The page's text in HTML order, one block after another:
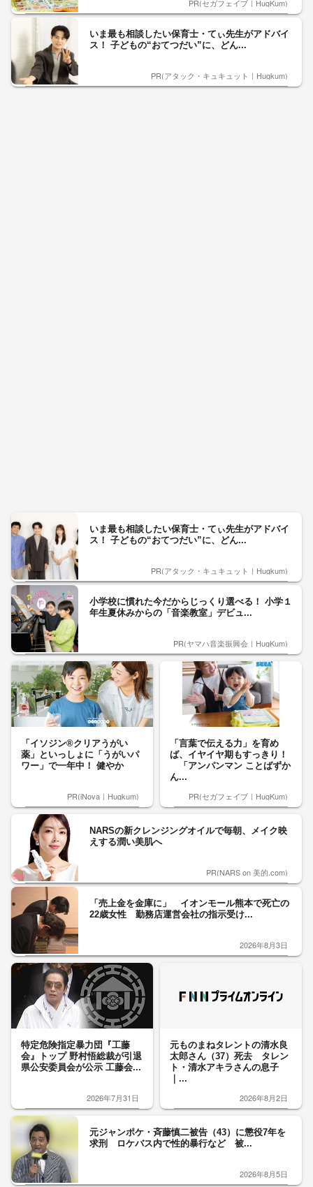
PR(セガフェイブ｜HugKum)
いま最も相談したい保育士・てぃ先生がアドバイ
ス！ 子どもの“おてつだい”に、どん...
PR(アタック・キュキュット｜Hugkum)
いま最も相談したい保育士・てぃ先生がアドバイ
ス！ 子どもの“おてつだい”に、どん...
PR(アタック・キュキュット｜Hugkum)
小学校に慣れた今だからじっくり選べる！ 小学１
年生夏休みからの「音楽教室」デビュ...
PR(ヤマハ音楽振興会｜HugKum)
「イソジン®クリアうがい
薬」といっしょに「うがいパ
ワー」で一年中！ 健やか
PR(iNova｜Hugkum)
「言葉で伝える力」を育め
ば、イヤイヤ期もすっきり！
「アンパンマン ことばずか
ん...
PR(セガフェイブ｜HugKum)
NARSの新クレンジングオイルで毎朝、メイク映
えする潤い美肌へ
PR(NARS on 美的.com)
「売上金を金庫に」 イオンモール熊本で死亡の
22歳女性 勤務店運営会社の指示受け...
2026年8月3日
特定危険指定暴力団『工藤
会』トップ 野村悟総裁が引退
県公安委員会が公示 工藤会...
2026年7月31日
元ものまねタレントの清水良
太郎さん（37）死去 タレン
ト・清水アキラさんの息子
｜...
2026年8月2日
元ジャンポケ・斉藤慎二被告（43）に懲役7年を
求刑 ロケバス内で性的暴行など 被...
2026年8月5日